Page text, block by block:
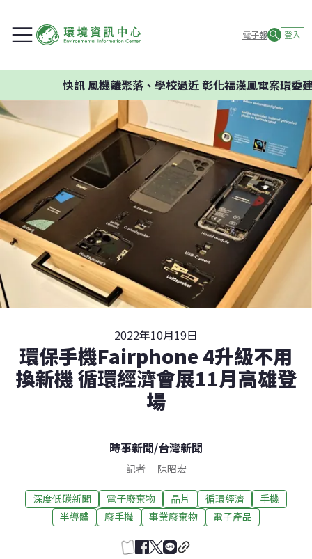
電子報 登入
風機離聚落、學校過近 彰化福漢風電案環委建議不應
2022年10月19日
環保手機Fairphone 4升級不用
換新機 循環經濟會展11月高雄登
場
時事新聞/台灣新聞
記者— 陳昭宏
深度低碳新聞 電子廢棄物 晶片 循環經濟
手機
半導體
廢手機 事業廢棄物 電子產品